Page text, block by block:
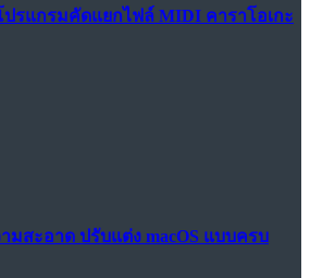
ปรแกรมคัดแยกไฟล์ MIDI คาราโอเกะ
มสะอาด ปรับแต่ง macOS แบบครบ